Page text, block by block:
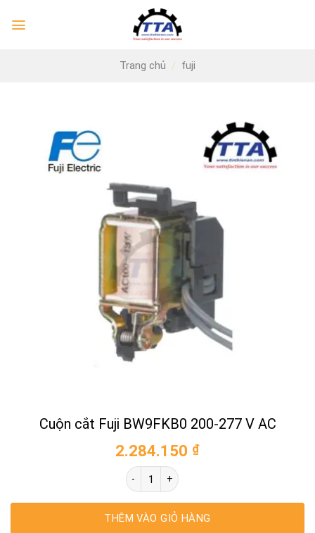
Trang chủ / fuji
Cuộn cắt Fuji BW9FKB0 200-277 V AC
2.284.150 ₫
Cuộn cắt Fuji BW9FKB0 200-277 V AC số
THÊM VÀO GIỎ HÀNG